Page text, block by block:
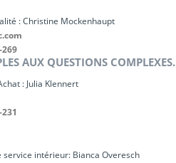
: Christine Mockenhaupt
269
AUX QUESTIONS COMPLEXES.
: Julia Klennert
intérieur: Bianca Overesch